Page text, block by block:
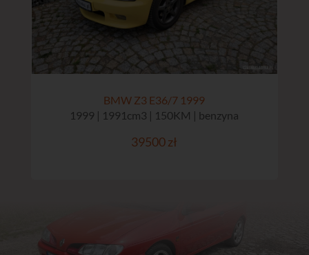
BMW Z3 E36/7 1999
1999 | 1991cm3 | 150KM | benzyna
39500 zł